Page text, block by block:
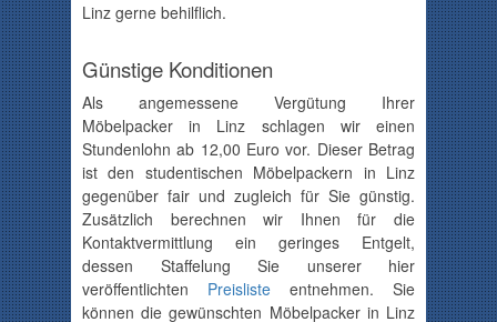
Linz gerne behilflich.
Günstige Konditionen
Als angemessene Vergütung Ihrer
Möbelpacker in Linz schlagen wir einen
Stundenlohn ab 12,00 Euro vor. Dieser Betrag
ist den studentischen Möbelpackern in Linz
gegenüber fair und zugleich für Sie günstig.
Zusätzlich berechnen wir Ihnen für die
Kontaktvermittlung ein geringes Entgelt,
dessen Staffelung Sie unserer hier
veröffentlichten Preisliste entnehmen. Sie
können die gewünschten Möbelpacker in Linz